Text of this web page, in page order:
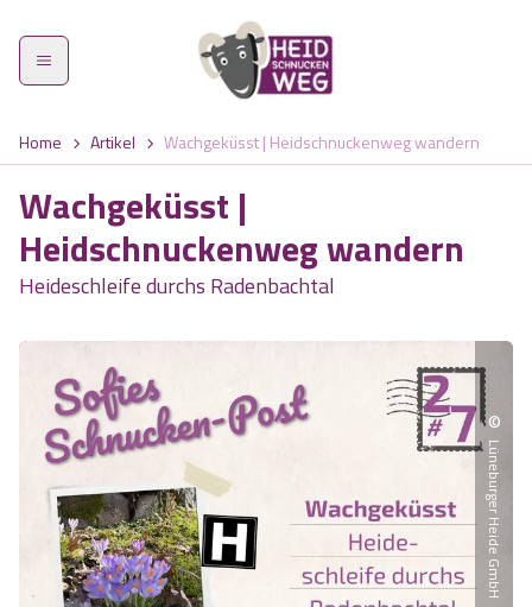
Heidschnuckenweg
Was zeichnet den Weg aus?
Wandern im Frühling
Wandern im Sommer
Home Artikel Wachgeküsst | Heidschnuckenweg wandern
Wachgeküsst |
Heidschnuckenweg wandern
Heideschleife durchs Radenbachtal
©
Lüneburger Heide GmbH